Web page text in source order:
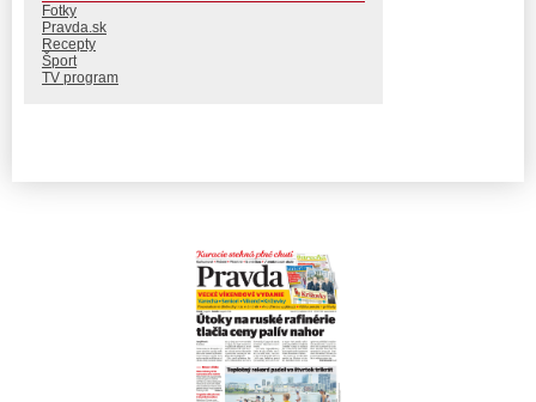
Fotky
Pravda.sk
Recepty
Šport
TV program